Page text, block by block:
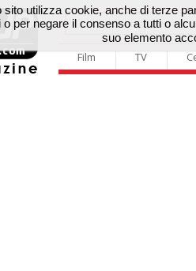
Film TV
sito utilizza cookie, anche di terze
o per negare il consenso a tutti o
suo elemento